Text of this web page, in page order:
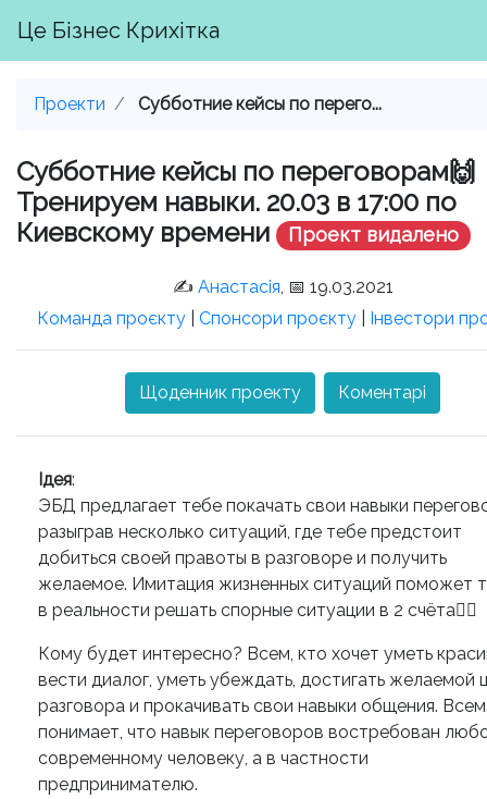
Це Бізнес Крихітка
Проекти Субботние кейсы по перего...
Субботние кейсы по переговорам🙌
Тренируем навыки. 20.03 в 17:00 по
Киевскому времени
Проект видалено
✍️ Анастасія , 📅 19.03.2021
Команда проєкту
Спонсори проєкту Інвестори
Щоденник проекту Коментарі
Ідея:
ЭБД предлагает тебе покачать свои навыки
разыграв несколько ситуаций, где тебе предстоит
добиться своей правоты в разговоре и получить
желаемое. Имитация жизненных ситуаций поможет
в реальности решать спорные ситуации в 2 счёта✌🏻
Кому будет интересно? Всем, кто хочет уметь
вести диалог, уметь убеждать, достигать желаемой
разговора и прокачивать свои навыки общения.
понимает, что навык переговоров востребован
современному человеку, а в частности
предпринимателю.